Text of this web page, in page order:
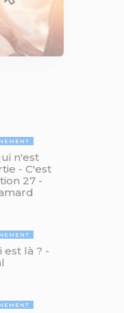
n'est
- C'est
27 -
est là ? -